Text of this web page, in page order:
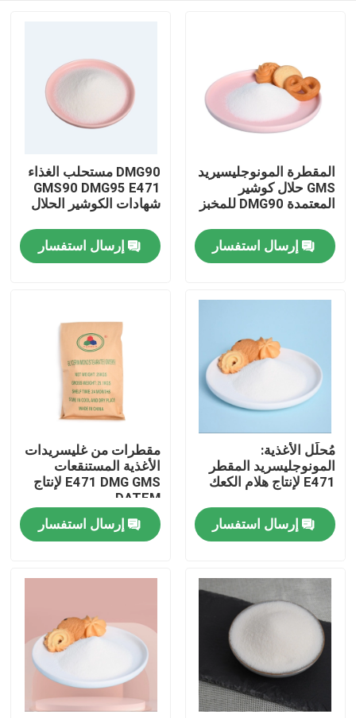
منزل
أشرطة فيديو
عرض الواقع الافتراضي
معلومات عنا
جولة في المعمل
اتصل بنا
أخبار
اطلب اقتباس
المقطرة المونوجليسيريد
GMS حلال كوشير
المعتمدة DMG90 للمخبز
إرسال استفسار
DMG90 مستحلب الغذاء
GMS90 DMG95 E471
شهادات الكوشير الحلال
إرسال استفسار
مُحلِّل الأغذية:
المونوجليسريد المقطر
E471 لإنتاج هلام الكعك
إرسال استفسار
مقطرات من غليسريدات
الأغذية المستنقعات
E471 DMG GMS لإنتاج
DATEM
إرسال استفسار